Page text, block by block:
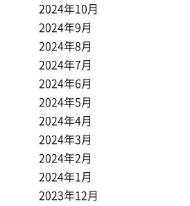
2024年10月
2024年9月
2024年8月
2024年7月
2024年6月
2024年5月
2024年4月
2024年3月
2024年2月
2024年1月
2023年12月